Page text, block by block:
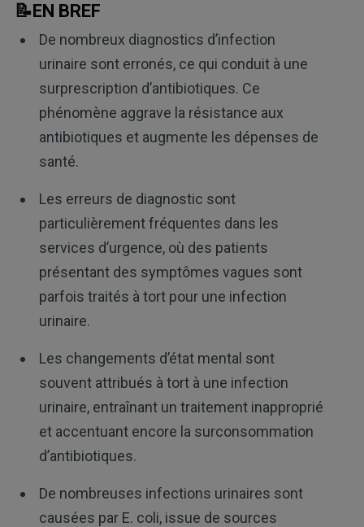
📝EN BREF
De nombreux diagnostics d’infection
urinaire sont erronés, ce qui conduit à une
surprescription d’antibiotiques. Ce
phénomène aggrave la résistance aux
antibiotiques et augmente les dépenses de
santé.
Les erreurs de diagnostic sont
particulièrement fréquentes dans les
services d’urgence, où des patients
présentant des symptômes vagues sont
parfois traités à tort pour une infection
urinaire.
Les changements d’état mental sont
souvent attribués à tort à une infection
urinaire, entraînant un traitement inapproprié
et accentuant encore la surconsommation
d’antibiotiques.
De nombreuses infections urinaires sont
causées par E. coli, issue de sources